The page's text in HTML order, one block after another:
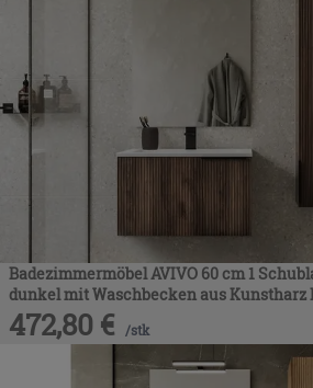
Badezimmermöbel AVIVO 60 cm 1
dunkel mit Waschbecken aus Kunstharz
472,80 € /stk